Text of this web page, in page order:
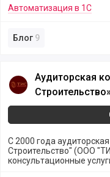
Автоматизация в 1С
Блог 9
Аудиторская
Аудиторская
Строительство»
С 2000 года
Строительство" (ООО
консультационные